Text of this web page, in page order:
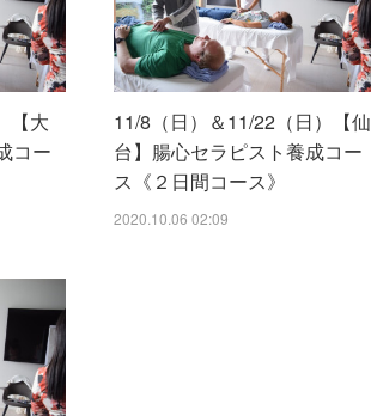
【大
コー
11/8（日）＆11/22（日）【仙
台】腸心セラピスト養成コー
ス《２日間コース》
2020.10.06 02:09